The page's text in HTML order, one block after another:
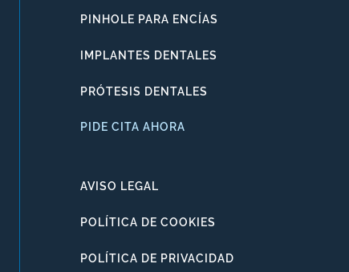
PINHOLE PARA ENCÍAS
IMPLANTES DENTALES
PRÓTESIS DENTALES
PIDE CITA AHORA
AVISO LEGAL
POLÍTICA DE COOKIES
POLÍTICA DE PRIVACIDAD